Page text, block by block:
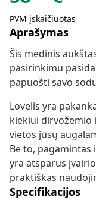
PVM įskaičiuotas
Aprašymas
Šis medinis
pasirinkimu
papuošti savo
Lovelis yra
kiekiui dirvožemio
vietos jūsų
Be to,
yra atsparus
praktiškas
Specifikacijos